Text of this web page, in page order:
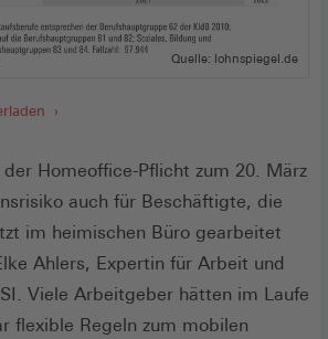
Quelle: lohnspiegel.de
der Homeoffice-Pflicht zum 20. März
auch für Beschäftigte, die
im heimischen Büro gearbeitet
Ahlers, Expertin für Arbeit und
Viele Arbeitgeber hätten im Laufe
flexible Regeln zum mobilen